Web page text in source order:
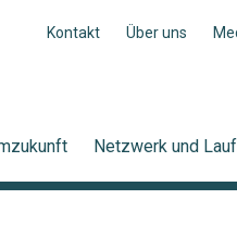
Kontakt Über uns
Netzwerk und